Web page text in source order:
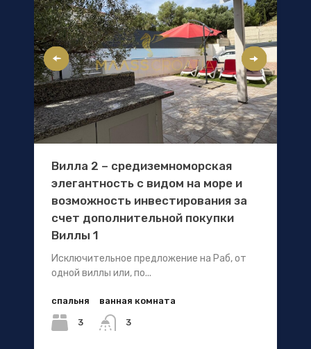
Вилла 2 – средиземноморская
элегантность с видом на море и
возможность инвестирования за
счет дополнительной покупки
Виллы 1
Исключительное предложение на Раб, от
одной виллы или, по...
спальня
3
ванная комната
3